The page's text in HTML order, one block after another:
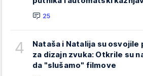
25
4
Nataša i Natalija su
za dizajn zvuka: Otkrile su
da "slušamo" filmove